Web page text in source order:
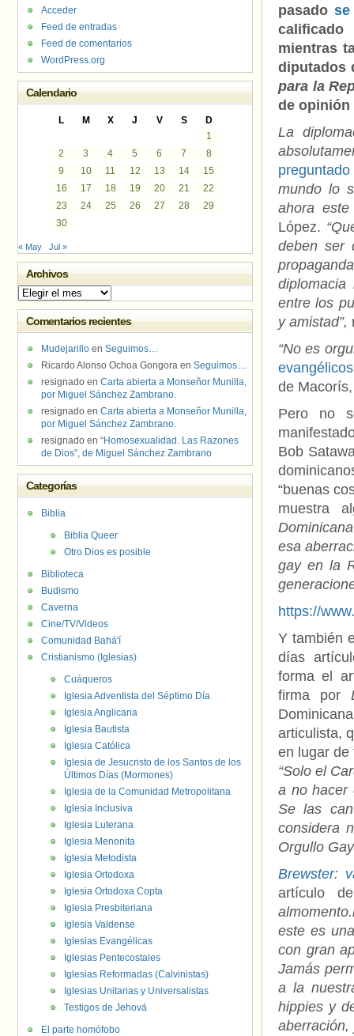
pasado se
mientras
diputados
para la
de opinión
La
mundo lo
ahora
López.
deben ser
entre los
y amistad”,
“No es
de
Pero no
Bob
“buenas
muestra
esa
gay en la
https://
Y también
días
forma el
firma por
articulista,
en lugar
“Solo el
a no hacer
Se las
considera
Orgullo
Brewster:
artículo
este es
con gran
Jamás
a la
hippies y
Acceder
Feed de entradas
Feed de comentarios
WordPress.org
Calendario
L M X J V S
D
1
2
3 4 5 6 7
8
9
10 11 12 13 14
15
16
17 18 19 20 21
22
23
24 25 26 27 28
29
30
« May Jul »
Archivos
Archivos
Comentarios recientes
Mudejarillo en Seguimos…
Ricardo Alonso Ochoa Gongora en Seguimos…
resignado en Carta abierta a Monseñor Munilla,
por Miguel Sánchez Zambrano.
resignado en Carta abierta a Monseñor Munilla,
por Miguel Sánchez Zambrano.
resignado en “Homosexualidad. Las Razones
de Dios”, de Miguel Sánchez Zambrano
Categorías
Biblia
Biblia Queer
Otro Dios es posible
Biblioteca
Budismo
Caverna
Cine/TV/Videos
Comunidad Bahá'í
Cristianismo (Iglesias)
Cuáqueros
Iglesia Adventista del Séptimo Día
Iglesia Anglicana
Iglesia Bautista
Iglesia Católica
Iglesia de Jesucristo de los Santos de los
Últimos Días (Mormones)
Iglesia de la Comunidad Metropolitana
Iglesia Inclusiva
Iglesia Luterana
Iglesia Menonita
Iglesia Metodista
Iglesia Ortodoxa
Iglesia Ortodoxa Copta
Iglesia Presbiteriana
Iglesia Valdense
Iglesias Evangélicas
Iglesias Pentecostales
Iglesias Reformadas (Calvinistas)
Iglesias Unitarias y Universalistas
Testigos de Jehová
El parte homófobo